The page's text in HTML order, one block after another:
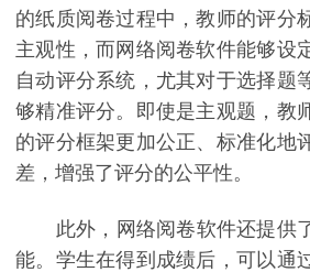
的纸质阅卷过程中，教师的评分
主观性，而网络阅卷软件能够设
自动评分系统，尤其对于选择题
够精准评分。即使是主观题，教
的评分框架更加公正、标准化地
差，增强了评分的公平性。
此外，网络阅卷软件还提供
能。学生在得到成绩后，可以通